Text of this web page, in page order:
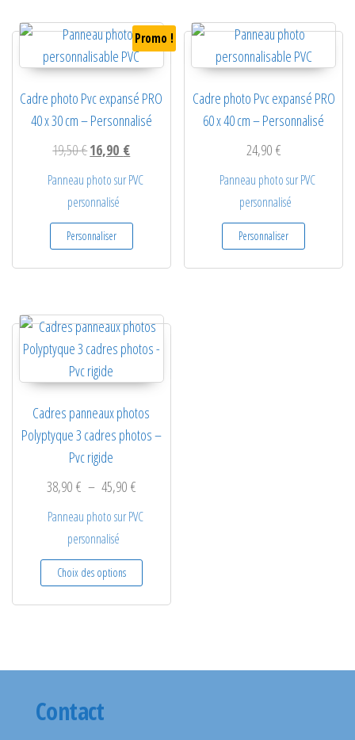
Promo !
Cadre photo Pvc expansé PRO
40 x 30 cm – Personnalisé
19,50€Le prix initial était : 19,50 €.
16,90 €Le prix actuel est : 16,90 €.
Panneau photo sur PVC
personnalisé
Personnaliser
Cadre photo Pvc expansé PRO
60 x 40 cm – Personnalisé
24,90 €
Panneau photo sur PVC
personnalisé
Personnaliser
Cadres panneaux photos
Polyptyque 3 cadres photos –
Pvc rigide
38,90 € – 45,90 €Plage de prix : 38,90 € à 45,90 €
Panneau photo sur PVC
personnalisé
Choix des options Ce produit a plusieurs variations. Les
Contact